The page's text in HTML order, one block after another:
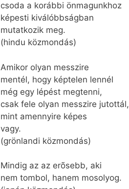
csoda a korábbi önmagunkhoz
képesti kiválóbbságban
mutatkozik meg.
(hindu közmondás)
Amikor olyan messzire
mentél, hogy képtelen lennél
még egy lépést megtenni,
csak fele olyan messzire jutottál,
mint amennyire képes
vagy.
(grönlandi közmondás)
Mindig az az erõsebb, aki
nem tombol, hanem mosolyog.